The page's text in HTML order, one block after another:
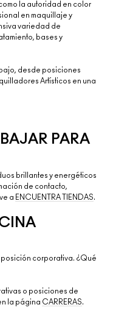
la autoridad en color
en maquillaje y
variedad de
bases y
desde posiciones
Artísticos en una
PARA
brillantes y energéticos
de contacto,
a ENCUENTRA TIENDAS.
posición corporativa. ¿Qué
o posiciones de
la página CARRERAS.